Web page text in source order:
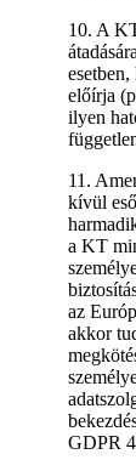
10. A
előírja
ilyen
11.
kívül
a KT
az
akkor
GDPR